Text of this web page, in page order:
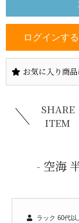
ログインする
お気に入り商
SHARE
ITEM
空海
ラック 60代以